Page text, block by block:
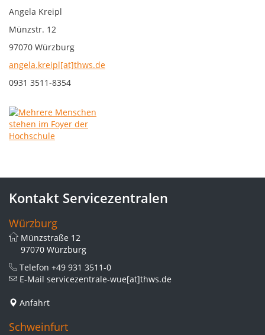
Angela Kreipl
Münzstr. 12
97070 Würzburg
angela.kreipl[at]thws.de
0931 3511-8354
Kontakt Servicezentralen
Würzburg
Münzstraße 12
97070 Würzburg
Telefon +49 931 3511-0
E-Mail servicezentrale-wue[at]thws.de
Anfahrt
Schweinfurt